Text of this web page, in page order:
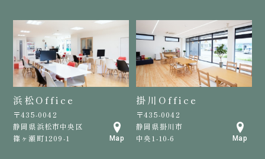
浜松Office
〒435-0042
静岡県浜松市中央区
篠ヶ瀬町1209-1
Map
掛川Office
〒435-0042
静岡県掛川市
中央1-10-6
Map